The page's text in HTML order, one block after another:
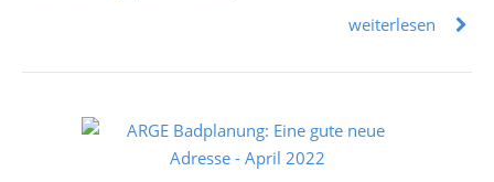
weiterlesen